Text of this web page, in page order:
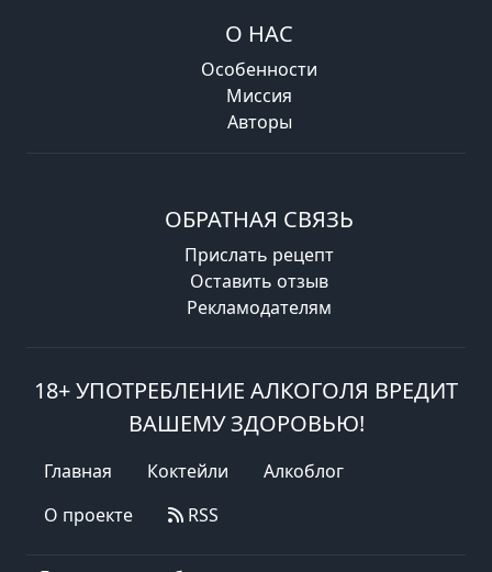
О НАС
Особенности
Миссия
Авторы
ОБРАТНАЯ СВЯЗЬ
Прислать рецепт
Оставить отзыв
Рекламодателям
18+ УПОТРЕБЛЕНИЕ АЛКОГОЛЯ ВРЕДИТ
ВАШЕМУ ЗДОРОВЬЮ!
Главная Коктейли
Алкоблог
О проекте
RSS